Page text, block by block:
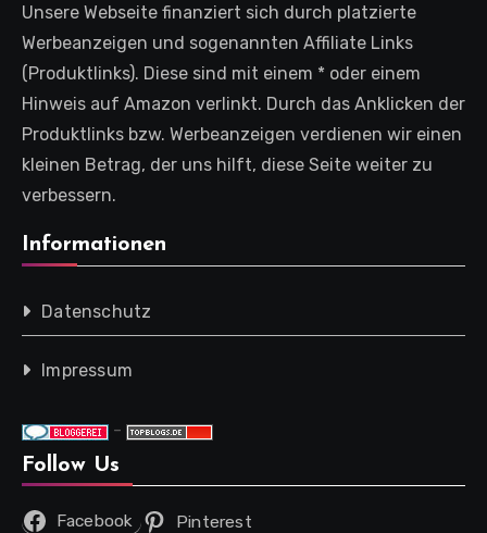
Unsere Webseite finanziert sich durch platzierte
Werbeanzeigen und sogenannten Affiliate Links
(Produktlinks). Diese sind mit einem * oder einem
Hinweis auf Amazon verlinkt. Durch das Anklicken der
Produktlinks bzw. Werbeanzeigen verdienen wir einen
kleinen Betrag, der uns hilft, diese Seite weiter zu
verbessern.
Informationen
Datenschutz
Impressum
-
Follow Us
Facebook Pinterest